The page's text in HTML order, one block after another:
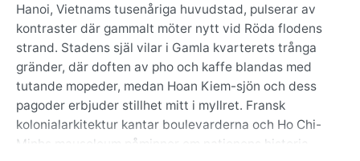
Hanoi, Vietnams tusenåriga huvudstad, pulserar av
kontraster där gammalt möter nytt vid Röda flodens
strand. Stadens själ vilar i Gamla kvarterets trånga
gränder, där doften av pho och kaffe blandas med
tutande mopeder, medan Hoan Kiem-sjön och dess
pagoder erbjuder stillhet mitt i myllret. Fransk
kolonialarkitektur kantar boulevarderna och Ho Chi-
Minhs mausoleum påminner om nationens historia.